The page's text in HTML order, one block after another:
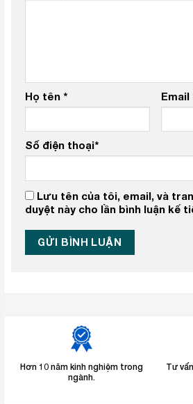
Họ tên * Email
Số điện thoại*
Lưu tên của tôi, email, và
duyệt này cho lần bình luận kế
Hơn 10 năm kinh nghiệm trong
ngành.
Tư